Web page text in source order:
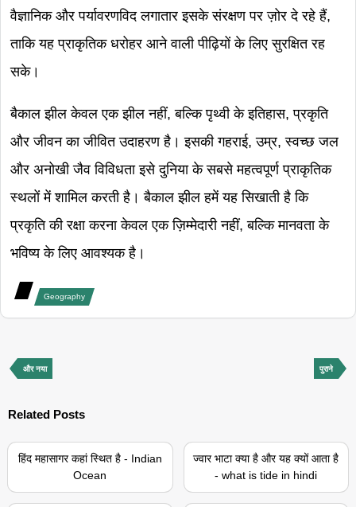
वैज्ञानिक और पर्यावरणविद लगातार इसके संरक्षण पर ज़ोर दे रहे हैं,
ताकि यह प्राकृतिक धरोहर आने वाली पीढ़ियों के लिए सुरक्षित रह
सके।
बैकाल झील केवल एक झील नहीं, बल्कि पृथ्वी के इतिहास, प्रकृति
और जीवन का जीवित उदाहरण है। इसकी गहराई, उम्र, स्वच्छ जल
और अनोखी जैव विविधता इसे दुनिया के सबसे महत्वपूर्ण प्राकृतिक
स्थलों में शामिल करती है। बैकाल झील हमें यह सिखाती है कि
प्रकृति की रक्षा करना केवल एक ज़िम्मेदारी नहीं, बल्कि मानवता के
भविष्य के लिए आवश्यक है।
Geography
और नया पुराने
Related Posts
हिंद महासागर कहां स्थित है - Indian
Ocean
ज्वार भाटा क्या है और यह क्यों आता है
- what is tide in hindi